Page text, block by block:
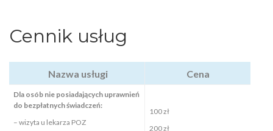
Cennik usług
Nazwa usługi Cena
Dla osób nie posiadających uprawnień
do bezpłatnych świadczeń:
– wizyta u lekarza POZ
100 zł
200 zł